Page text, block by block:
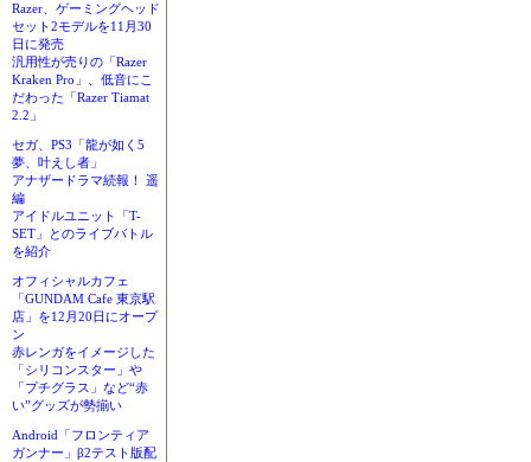
Razer、ゲーミングヘッド
セット2モデルを11月30
日に発売
汎用性が売りの「Razer
Kraken Pro」、低音にこ
だわった「Razer Tiamat
2.2」
セガ、PS3「龍が如く5
夢、叶えし者」
アナザードラマ続報！ 遥
編
アイドルユニット「T-
SET」とのライブバトル
を紹介
オフィシャルカフェ
「GUNDAM Cafe 東京駅
店」を12月20日にオープ
ン
赤レンガをイメージした
「シリコンスター」や
「プチグラス」など“赤
い”グッズが勢揃い
Android「フロンティア
ガンナー」β2テスト版配